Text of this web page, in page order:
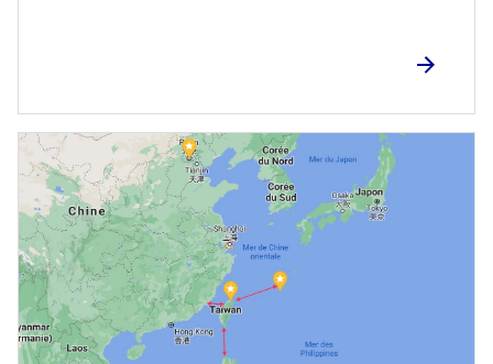
Image
de
couverture
(conseillée)